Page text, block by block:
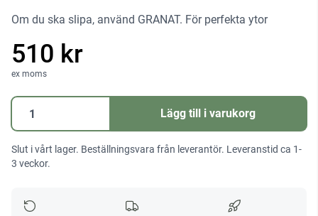
Om du ska slipa, använd GRANAT. För perfekta ytor
510 kr
ex moms
Slippapper
Granat
P80
Lägg till i varukorg
Slut i vårt lager. Beställningsvara från leverantör. Leveranstid ca 1-
3 veckor.